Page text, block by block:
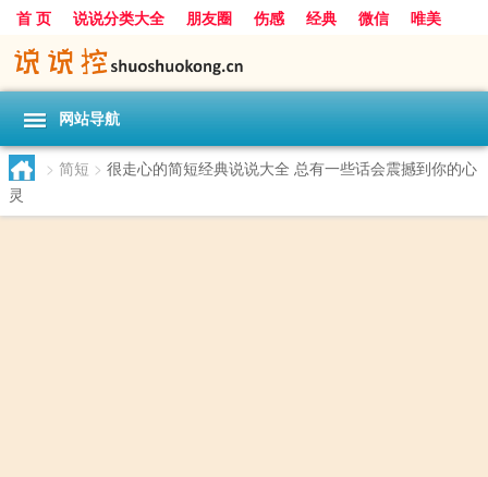
首 页 说说分类大全 朋友圈 伤感 经典 微信
唯美
励志
爱情 搞笑
网站导航
> 简短 > 很走心的简短经典说说大全 总有一些话会震撼到你的心
灵